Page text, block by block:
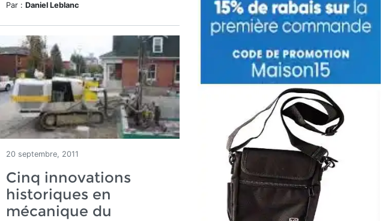
Par : Daniel Leblanc
20 septembre, 2011
Cinq innovations
historiques en
mécanique du